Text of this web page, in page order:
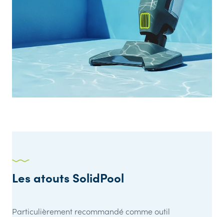
Les atouts SolidPool
Particulièrement recommandé comme outil